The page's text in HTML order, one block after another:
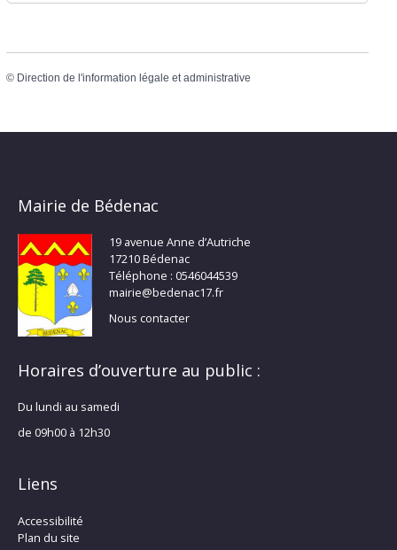
© Direction de l'information légale et administrative
Mairie de Bédenac
19 avenue Anne d’Autriche
17210 Bédenac
Téléphone : 0546044539
mairie@bedenac17.fr
Nous contacter
Horaires d’ouverture au public :
Du lundi au samedi
de 09h00 à 12h30
Liens
Accessibilité
Plan du site